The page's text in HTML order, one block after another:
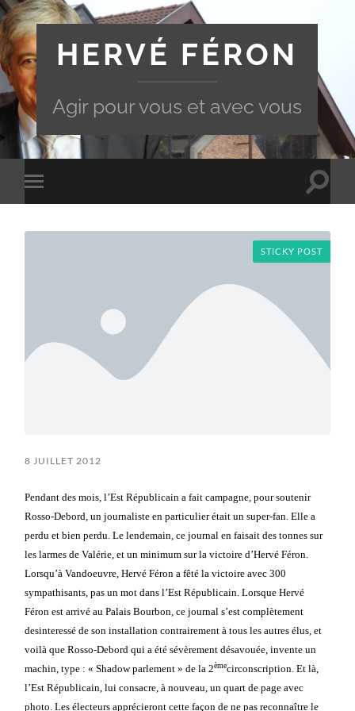
HERVÉ FÉRON
Agir pour vous et avec vous
Toggle
mobile
Toggle
STICKY POST
8 JUILLET 2012
Pendant des mois, l’Est Républicain a fait campagne, pour soutenir
Rosso-Debord, un journaliste en particulier était un super-fan. Elle a
perdu et bien perdu. Le lendemain, ce journal en faisait des tonnes sur
les larmes de Valérie, et un minimum sur la victoire d’Hervé Féron.
Lorsqu’à Vandoeuvre, Hervé Féron a fêté la victoire avec 300
sympathisants, pas un mot dans l’Est Républicain. Lorsque Hervé
Féron est arrivé au Palais Bourbon, ce journal s’est complètement
desinteressé de son installation contrairement à tous les autres élus, et
voilà que Rosso-Debord qui a été sévèrement désavouée, invente un
machin, type : « Shadow parlement » de la 2èmecirconscription. Et là,
l’Est Républicain, lui consacre, à nouveau, un quart de page avec
photo. Les électeurs apprécieront cette façon de ne pas reconnaître le